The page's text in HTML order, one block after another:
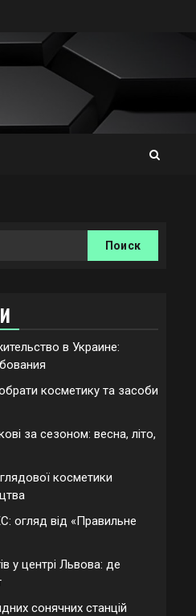
в Украине:
косметику та засоби
за сезоном: весна, літо,
косметики
огляд від «Правильне
у центрі Львова: де
сонячних станцій